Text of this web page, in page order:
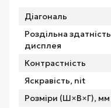
Діагональ
Роздільна здатність
дисплея
Контрастність
Яскравість, nit
Розміри (Ш×В×Г), мм